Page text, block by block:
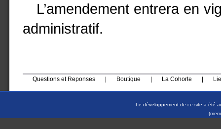
L’amendement entrera en
administratif.
Questions et Reponses Boutique La Cohorte
Le développement de ce site a été